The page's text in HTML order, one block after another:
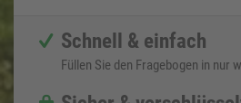
Schnell & einfach
Füllen Sie den Fragebogen in nur